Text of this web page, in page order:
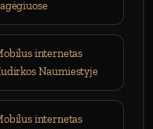
internetas
Naumiestyje
internetas